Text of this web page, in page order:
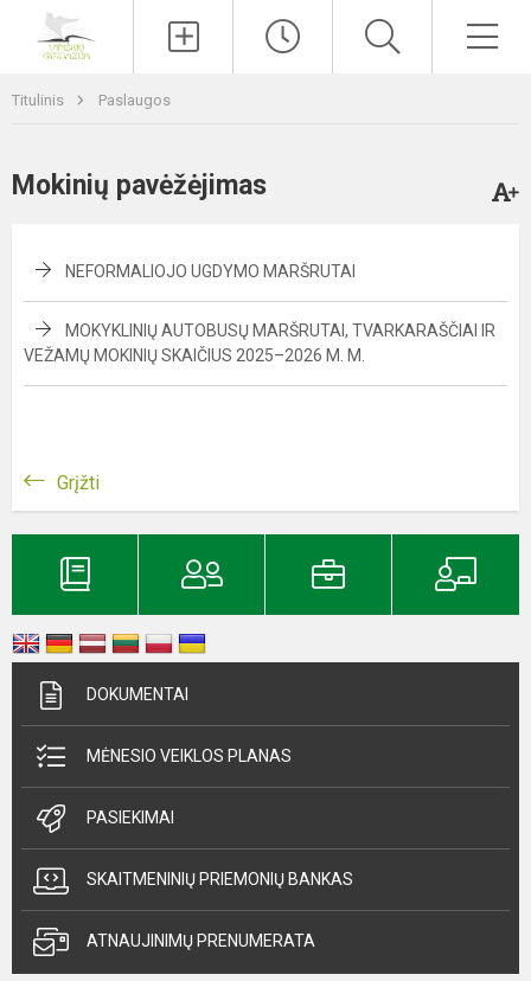
Titulinis Paslaugos
Mokinių pavėžėjimas
NEFORMALIOJO UGDYMO MARŠRUTAI
MOKYKLINIŲ AUTOBUSŲ MARŠRUTAI, TVARKARAŠČIAI IR
VEŽAMŲ MOKINIŲ SKAIČIUS 2025–2026 M. M.
Grįžti
DOKUMENTAI
MĖNESIO VEIKLOS PLANAS
PASIEKIMAI
SKAITMENINIŲ PRIEMONIŲ BANKAS
ATNAUJINIMŲ PRENUMERATA